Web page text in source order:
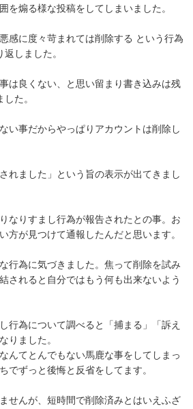
を煽る様な投稿をしてしまいました。
感に度々苛まれては削除する という行為
しました。
は良くない、と思い留まり書き込みは残
た。
い事だからやっぱりアカウントは削除し
れました」という旨の表示が出てきまし
なりすまし行為が報告されたとの事。お
方が見つけて通報したんだと思います。
行為に気づきました。焦って削除を試み
されると自分ではもう何も出来ないよう
行為について調べると「捕まる」「訴え
りました。
んてとんでもない馬鹿な事をしてしまっ
でずっと後悔と反省をしてます。
せんが、短時間で削除済みとはいえふざ